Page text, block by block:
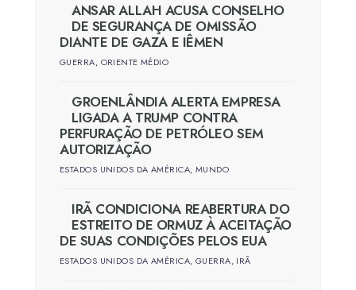
ANSAR ALLAH ACUSA CONSELHO
DE SEGURANÇA DE OMISSÃO
DIANTE DE GAZA E IÊMEN
GUERRA, ORIENTE MÉDIO
GROENLÂNDIA ALERTA EMPRESA
LIGADA A TRUMP CONTRA
PERFURAÇÃO DE PETRÓLEO SEM
AUTORIZAÇÃO
ESTADOS UNIDOS DA AMÉRICA, MUNDO
IRÃ CONDICIONA REABERTURA DO
ESTREITO DE ORMUZ À ACEITAÇÃO
DE SUAS CONDIÇÕES PELOS EUA
ESTADOS UNIDOS DA AMÉRICA, GUERRA, IRÃ